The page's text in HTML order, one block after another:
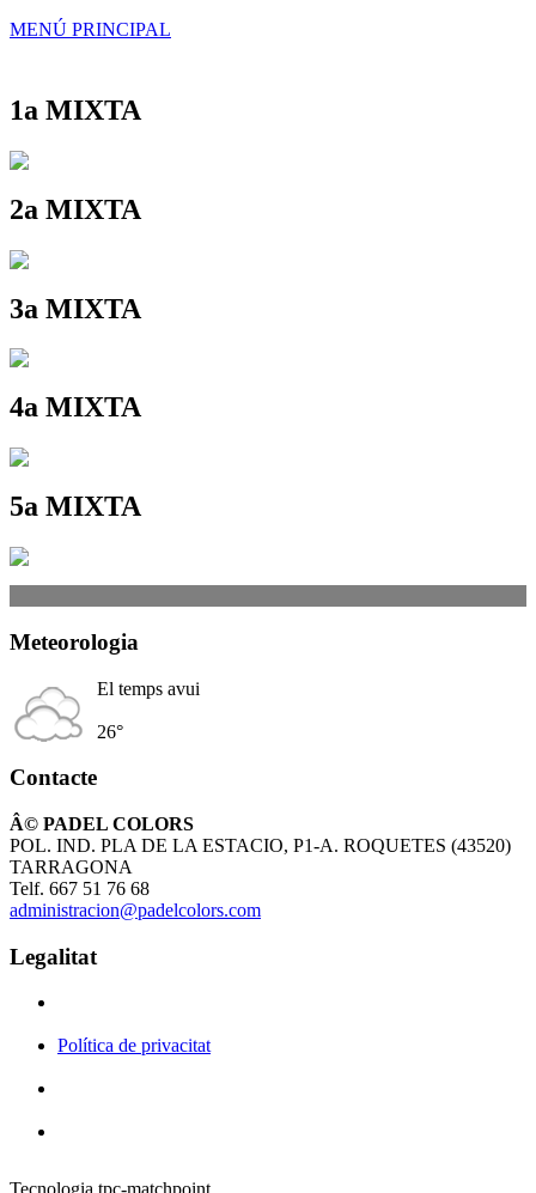
MENÚ PRINCIPAL
1a MIXTA
2a MIXTA
3a MIXTA
4a MIXTA
5a MIXTA
Meteorologia
El temps avui
26°
Contacte
Â© PADEL COLORS
POL. IND. PLA DE LA ESTACIO, P1-A. ROQUETES (43520)
TARRAGONA
Telf. 667 51 76 68
administracion@padelcolors.com
Legalitat
Política de privacitat